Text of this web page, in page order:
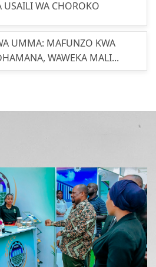
USAILI WA CHOROKO
UMMA: MAFUNZO KWA
WAWEKA MALI...